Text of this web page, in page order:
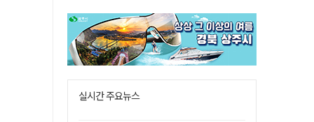
실시간 주요뉴스